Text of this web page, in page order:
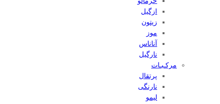
ازگیل
زیتون
موز
آناناس
نارگیل
مرکـبـات
پرتقال
نارنگی
لیمو